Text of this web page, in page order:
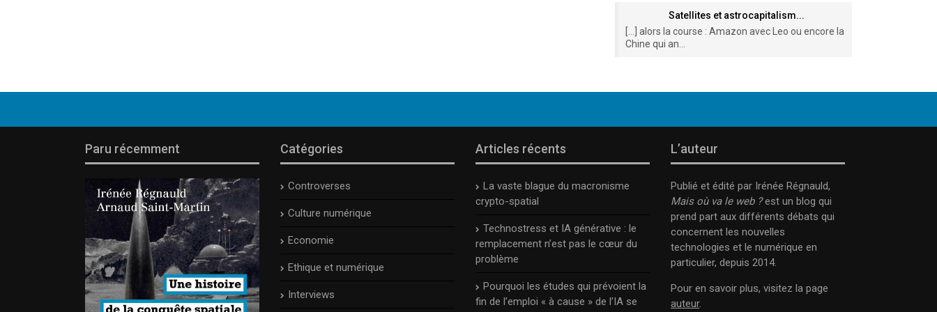
Satellites et astrocapitalism...
[…] alors la course : Amazon avec Leo ou encore la
Chine qui an...
Paru récemment Catégories
Controverses
Culture numérique
Economie
Ethique et numérique
Interviews
Articles récents
La vaste blague du macronisme
crypto-spatial
Technostress et IA générative : le
remplacement n’est pas le cœur du
problème
Pourquoi les études qui prévoient la
fin de l’emploi « à cause » de l’IA se
L’auteur
Publié et édité par Irénée Régnauld,
Mais où va le web ?est un blog qui
prend part aux différents débats qui
concernent les nouvelles
technologies et le numérique en
particulier, depuis 2014.
Pour en savoir plus, visitez la page
auteur.